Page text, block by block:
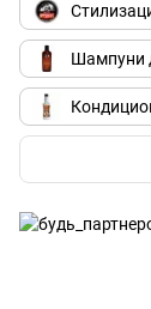
Шампуни
Бритье